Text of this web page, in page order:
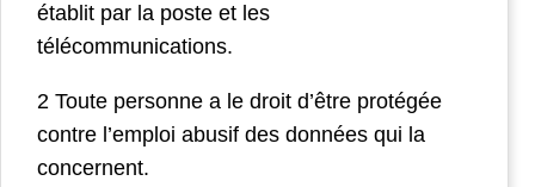
établit par la poste et les
télécommunications.
2 Toute personne a le droit d’être protégée
contre l’emploi abusif des données qui la
concernent.